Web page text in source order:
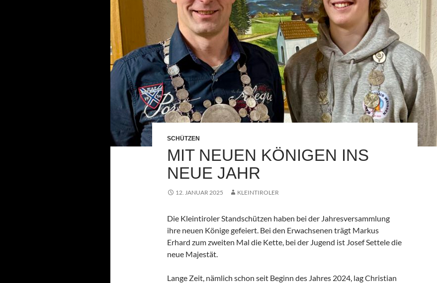
SCHÜTZEN
MIT NEUEN KÖNIGEN INS
NEUE JAHR
12. JANUAR 2025 KLEINTIROLER
Die Kleintiroler Standschützen haben bei der Jahresversammlung
ihre neuen Könige gefeiert. Bei den Erwachsenen trägt Markus
Erhard zum zweiten Mal die Kette, bei der Jugend ist Josef Settele die
neue Majestät.
Lange Zeit, nämlich schon seit Beginn des Jahres 2024, lag Christian